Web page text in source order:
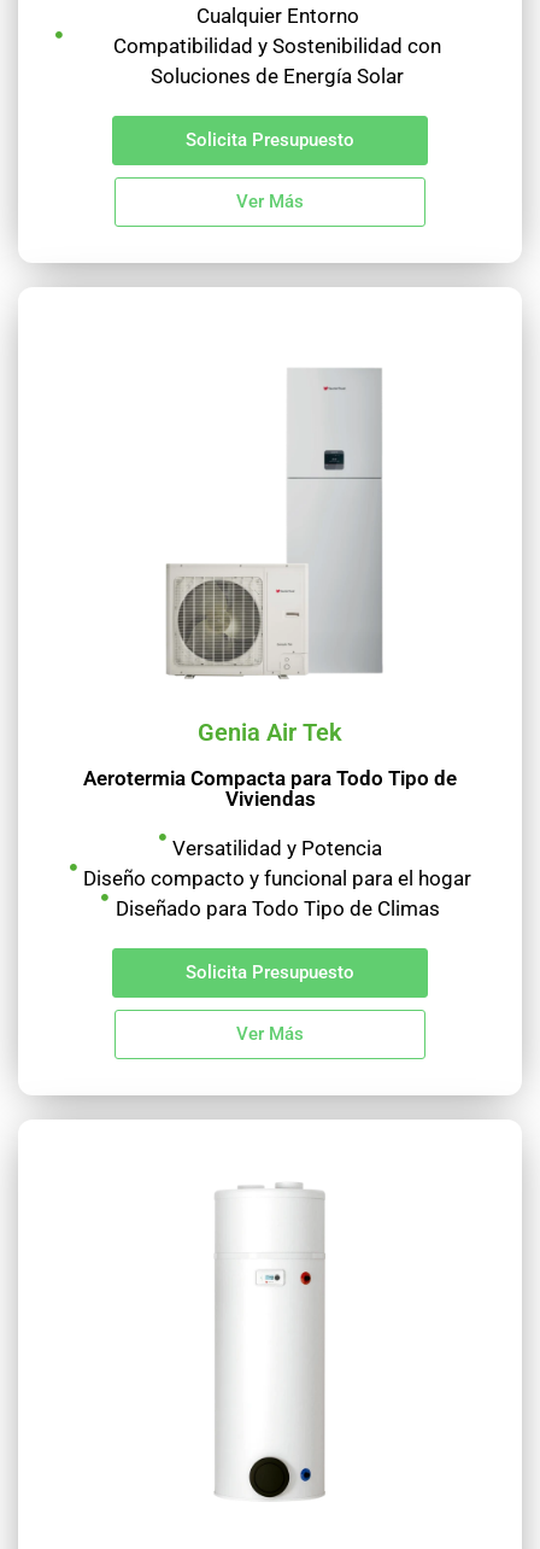
Cualquier Entorno
Compatibilidad y Sostenibilidad con
Soluciones de Energía Solar
Solicita Presupuesto
Ver Más
Genia Air Tek
Aerotermia Compacta para Todo Tipo de
Viviendas
Versatilidad y Potencia
Diseño compacto y funcional para el hogar
Diseñado para Todo Tipo de Climas
Solicita Presupuesto
Ver Más